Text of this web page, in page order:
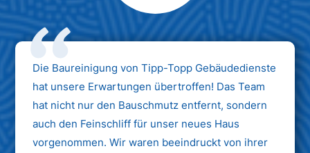
Max Mustermann
Unternehmen AG
Die Baureinigung von Tipp-Topp Gebäudedienste
hat unsere Erwartungen übertroffen! Das Team
hat nicht nur den Bauschmutz entfernt, sondern
auch den Feinschliff für unser neues Haus
vorgenommen. Wir waren beeindruckt von ihrer